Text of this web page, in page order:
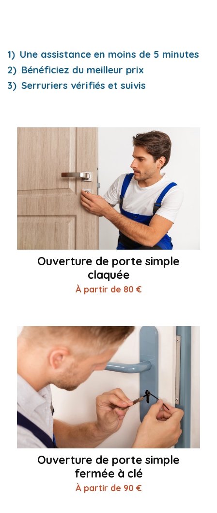
Une assistance en moins de 5 minutes
Bénéficiez du meilleur prix
Serruriers vérifiés et suivis
Ouverture de porte simple
claquée
À partir de 80 €
Ouverture de porte simple
fermée à clé
À partir de 90 €